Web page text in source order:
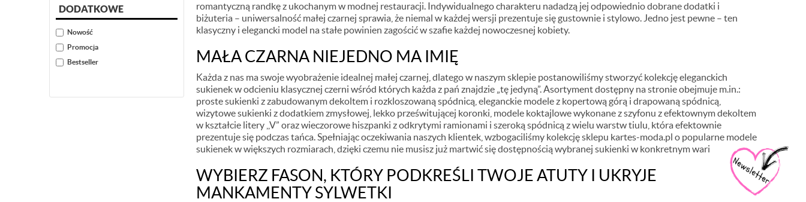
DODATKOWE
Nowość
Promocja
Bestseller
romantyczną randkę z ukochanym w modnej restauracji. Indywidualnego charakteru nadadzą jej odpowiednio dobrane dodatki i
biżuteria – uniwersalność małej czarnej sprawia, że niemal w każdej wersji prezentuje się gustownie i stylowo. Jedno jest pewne – ten
klasyczny i elegancki model na stałe powinien zagościć w szafie każdej nowoczesnej kobiety.
MAŁA CZARNA NIEJEDNO MA IMIĘ
Każda z nas ma swoje wyobrażenie idealnej małej czarnej, dlatego w naszym sklepie postanowiliśmy stworzyć kolekcję eleganckich
sukienek w odcieniu klasycznej czerni wśród których każda z pań znajdzie „tę jedyną”. Asortyment dostępny na stronie obejmuje m.in.:
proste sukienki z zabudowanym dekoltem i rozkloszowaną spódnicą, eleganckie modele z kopertową górą i drapowaną spódnicą,
wizytowe sukienki z dodatkiem zmysłowej, lekko prześwitującej koronki, modele koktajlowe wykonane z szyfonu z efektownym dekoltem
w kształcie litery ,,V” oraz wieczorowe hiszpanki z odkrytymi ramionami i szeroką spódnicą z wielu warstw tiulu, która efektownie
prezentuje się podczas tańca. Spełniając oczekiwania naszych klientek, wzbogaciliśmy kolekcję sklepu kartes-moda.pl o popularne modele
sukienek w większych rozmiarach, dzięki czemu nie musisz już martwić się dostępnością wybranej sukienki w konkretnym wariancie.
WYBIERZ FASON, KTÓRY PODKREŚLI TWOJE ATUTY I UKRYJE
MANKAMENTY SYLWETKI